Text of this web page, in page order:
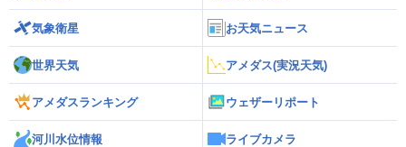
気象衛星 お天気ニュース
世界天気 アメダス(実況天気)
アメダスランキング ウェザーリポート
河川水位情報 ライブカメラ